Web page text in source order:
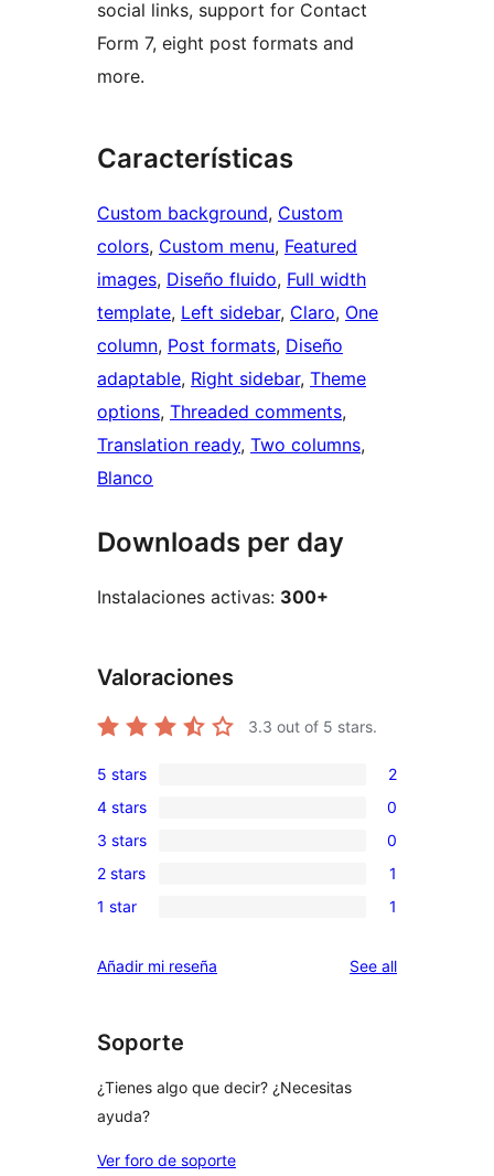
social links, support for Contact
Form 7, eight post formats and
more.
Características
Custom background, Custom
colors, Custom menu, Featured
images, Diseño fluido, Full width
template, Left sidebar, Claro, One
column, Post formats, Diseño
adaptable, Right sidebar, Theme
options, Threaded comments
Translation ready, Two columns
Blanco
Downloads per day
Instalaciones activas: 300+
Valoraciones
3.3 out of 5 stars.
2
5-
star
reviews
5 stars 2
0
4-
star
reviews
4 stars 0
0
3-
star
3 stars 0
1
2-
review
2 stars 1
1
star
1 star 1
Añadir mi reseña See allreviews
Soporte
¿Tienes algo que decir? ¿Necesitas
ayuda?
Ver foro de soporte